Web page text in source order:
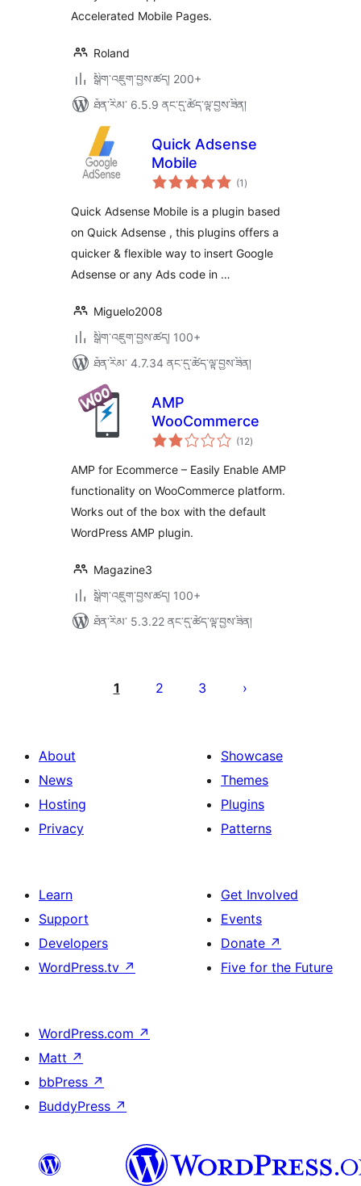
Accelerated Mobile Pages.
Roland
སྒྲིག་འཇུག་བྱས་ཚད། 200+
ཐོན་རིམ་ 6.5.9 ནང་དུ་ཚོད་ལྟ་བྱས་ཟིན།
Quick Adsense
Mobile
(1 གདེང་
འཇོག་
ཚང་།
)
Quick Adsense Mobile is a plugin based
on Quick Adsense , this plugins offers a
quicker & flexible way to insert Google
Adsense or any Ads code in …
Miguelo2008
སྒྲིག་འཇུག་བྱས་ཚད། 100+
ཐོན་རིམ་ 4.7.34 ནང་དུ་ཚོད་ལྟ་བྱས་ཟིན།
AMP
WooCommerce
(12གདེང་
འཇོག་
ཚང་།
)
AMP for Ecommerce – Easily Enable AMP
functionality on WooCommerce platform.
Works out of the box with the default
WordPress AMP plugin.
Magazine3
སྒྲིག་འཇུག་བྱས་ཚད། 100+
ཐོན་རིམ་ 5.3.22 ནང་དུ་ཚོད་ལྟ་བྱས་ཟིན།
pagination
1 2 3
About
News
Hosting
Privacy
Showcase
Themes
Plugins
Patterns
Learn
Support
Developers
WordPress.tv ↗
Get Involved
Events
Donate ↗
Five for the Future
WordPress.com ↗
Matt ↗
bbPress ↗
BuddyPress ↗